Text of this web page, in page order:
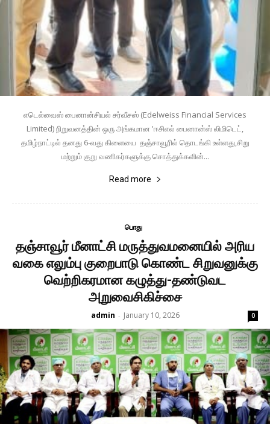
எடெல்வைஸ் பைனான்சியல் சர்வீசஸ் (Edelweiss Financial Services
Limited) நிறுவனத்தின் ஒரு அங்கமான 'ஈசிஎல் பைனான்ஸ் லிமிடெட்,
தமிழ்நாட்டில் தனது 6-வது கிளையை தஞ்சாவூரில் தொடங்கி உள்ளது,சிறு
மற்றும் குறு வணிகர்களுக்கு சொத்துக்களின்...
Read more
பொது
தஞ்சாவூர் மீனாட்சி மருத்துவமனையில் அரிய
வகை எலும்பு குறைபாடு கொண்ட சிறுவனுக்கு
வெற்றிகரமான கழுத்து-தண்டுவட
அறுவைசிகிச்சை
admin - January 10, 2026 0